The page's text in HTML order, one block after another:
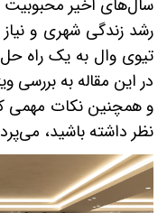
سال‌های اخیر محبوبیت
رشد زندگی شهری و نیاز
تیوی وال به یک راه
در این مقاله به بررسی
و همچنین نکات مهمی
نظر داشته باشید،